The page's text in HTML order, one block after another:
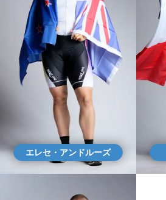
エレセ・アンドルーズ